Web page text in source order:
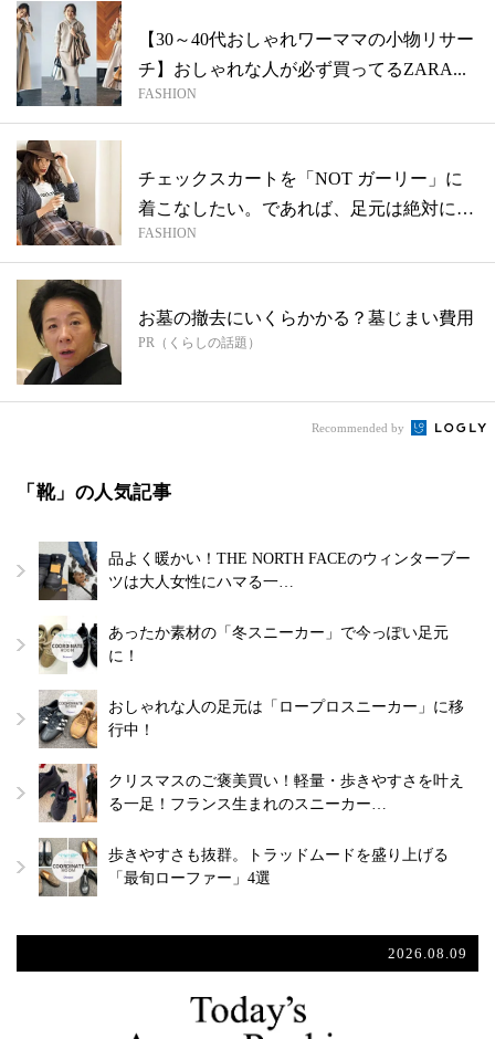
【30～40代おしゃれワーママの小物リサー
チ】おしゃれな人が必ず買ってるZARA...
FASHION
チェックスカートを「NOT ガーリー」に
着こなしたい。であれば、足元は絶対にコ
レ...
FASHION
お墓の撤去にいくらかかる？墓じまい費用
PR（くらしの話題）
Recommended by
「靴」の人気記事
品よく暖かい！THE NORTH FACEのウィンターブー
ツは大人女性にハマる一…
あったか素材の「冬スニーカー」で今っぽい足元
に！
おしゃれな人の足元は「ロープロスニーカー」に移
行中！
クリスマスのご褒美買い！軽量・歩きやすさを叶え
る一足！フランス生まれのスニーカー…
歩きやすさも抜群。トラッドムードを盛り上げる
「最旬ローファー」4選
2026.08.09